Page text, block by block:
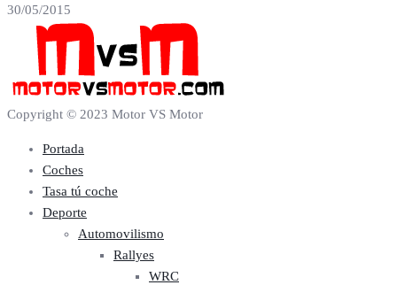
30/05/2015
Copyright © 2023 Motor VS Motor
Portada
Coches
Tasa tú coche
Deporte
Automovilismo
Rallyes
WRC